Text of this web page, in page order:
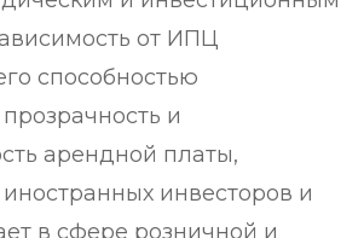
от ИПЦ
способностью
и
арендной платы,
инвесторов и
в сфере розничной и